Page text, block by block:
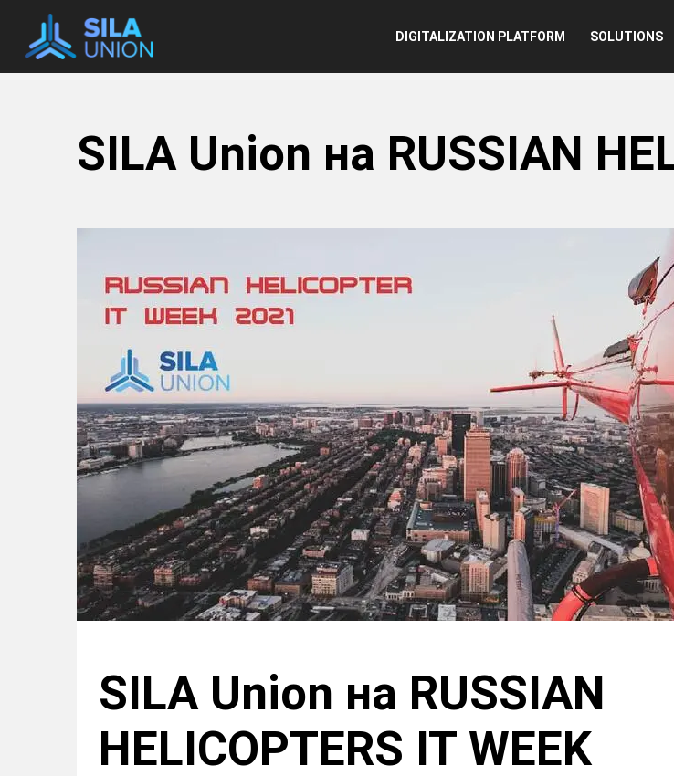
en
DIGITALIZATION PLATFORM SOLUTIONS
SILA Union на RUSSIAN
SILA Union на RUSSIAN
HELICOPTERS IT WEEK